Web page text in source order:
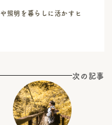
照明を暮らしに活かすヒ
次の記事